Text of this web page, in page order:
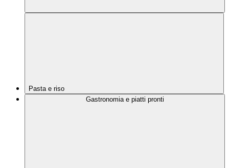
Pasta e riso
Gastronomia e piatti pronti